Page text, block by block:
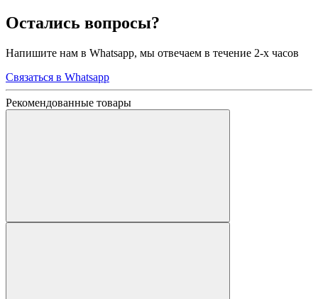
Остались вопросы?
Напишите нам в Whatsapp, мы отвечаем в течение 2-х часов
Связаться в Whatsapp
Рекомендованные товары